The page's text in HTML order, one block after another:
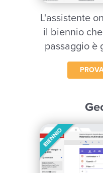
L'assistente
il biennio
passaggio è